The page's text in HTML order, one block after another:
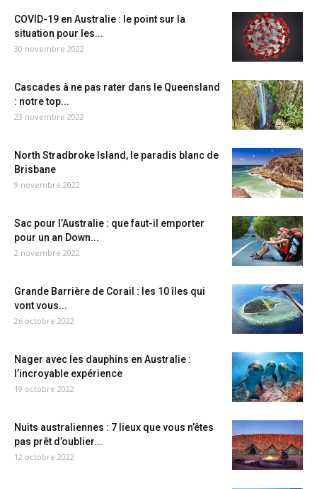
COVID-19 en Australie : le point sur la
situation pour les...
30 novembre 2022
Cascades à ne pas rater dans le Queensland
: notre top...
23 novembre 2022
North Stradbroke Island, le paradis blanc de
Brisbane
9 novembre 2022
Sac pour l’Australie : que faut-il emporter
pour un an Down...
2 novembre 2022
Grande Barrière de Corail : les 10 îles qui
vont vous...
26 octobre 2022
Nager avec les dauphins en Australie :
l’incroyable expérience
19 octobre 2022
Nuits australiennes : 7 lieux que vous n’êtes
pas prêt d’oublier...
12 octobre 2022